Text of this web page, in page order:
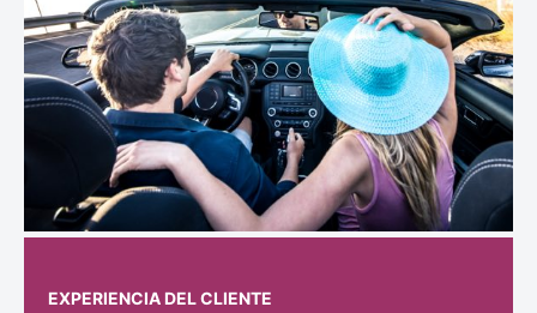
EXPERIENCIA DEL CLIENTE